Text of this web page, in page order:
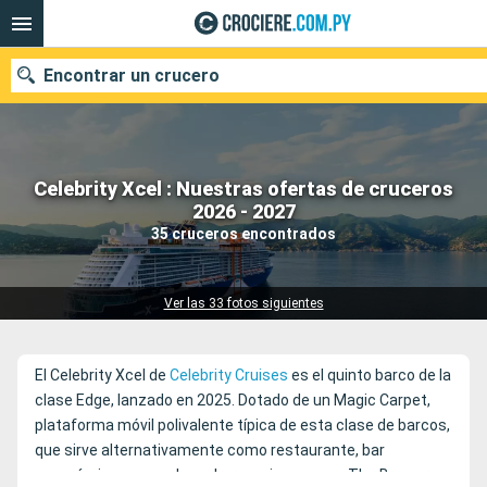
Celebrity Xcel : Nuestras ofertas de cruceros
2026 - 2027
35 cruceros encontrados
Ver las 33 fotos siguientes
Encontrar un crucero
Nuestros destinos
Fecha de salida
Puertos
El Celebrity Xcel de Celebrity Cruises es el quinto barco de la
clase Edge, lanzado en 2025. Dotado de un Magic Carpet,
plataforma móvil polivalente típica de esta clase de barcos,
que sirve alternativamente como restaurante, bar
panorámico y zona de embarque, innova con The Bazaar, un